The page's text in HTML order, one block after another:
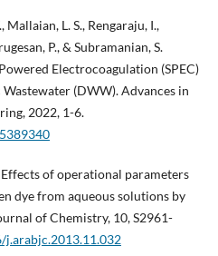
Mallaian, L. S., Rengaraju, I.,
P., & Subramanian, S.
Electrocoagulation (SPEC)
(DWW). Advances in
2022, 1-6.
Effects of operational parameters
dye from aqueous solutions by
of Chemistry, 10, S2961-